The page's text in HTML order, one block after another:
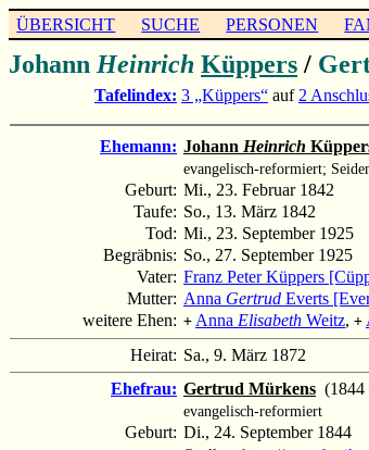
ÜBERSICHT SUCHE PERSONEN
Johann Heinrich Küppers /
Tafelindex: 3 „Küppers“ auf 2
Ehemann: Johann Heinrich
evangelisch-reformiert;
Geburt: Mi., 23. Februar 1842
Taufe: So., 13. März 1842
Tod: Mi., 23. September 1925
Begräbnis: So., 27. September 1925
Vater: Franz Peter Küppers
Mutter: Anna Gertrud Everts
weitere Ehen: + Anna Elisabeth Weitz, +
Heirat: Sa., 9. März 1872
Ehefrau: Gertrud Mürkens (1844
evangelisch-reformiert
Geburt: Di., 24. September 1844